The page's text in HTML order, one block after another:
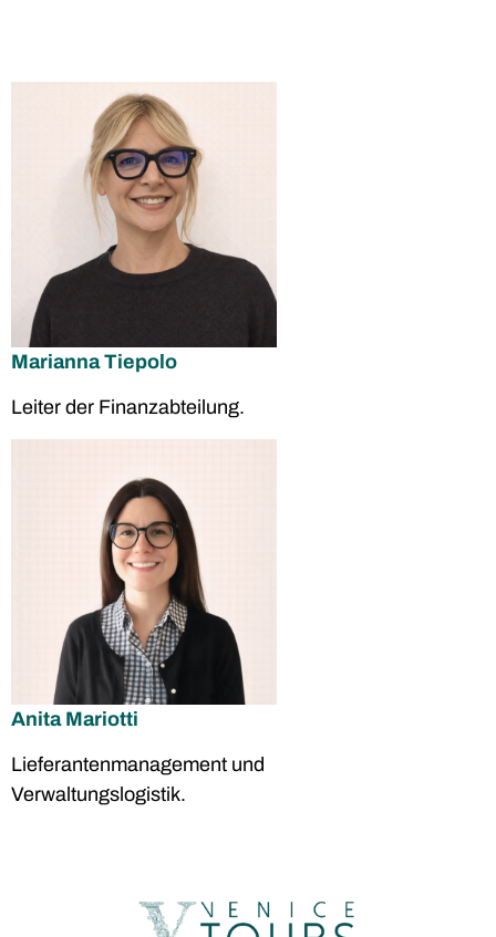
Marianna Tiepolo
Leiter der Finanzabteilung.
Anita Mariotti
Lieferantenmanagement und
Verwaltungslogistik.